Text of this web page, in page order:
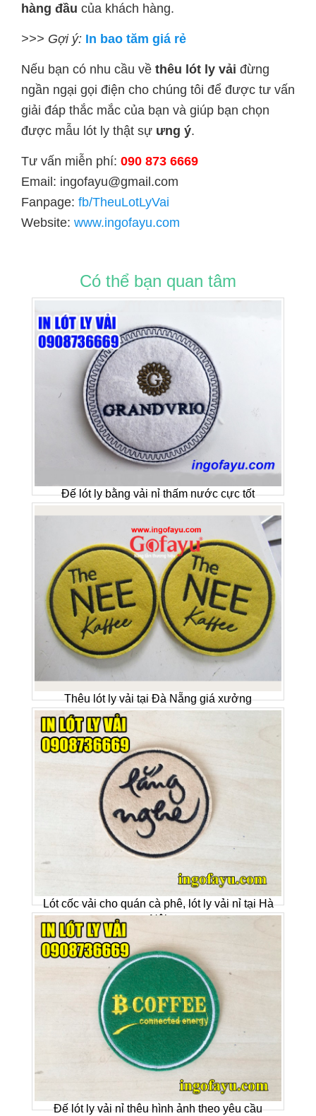
hàng đầu của khách hàng.
>>> Gợi ý: In bao tăm giá rẻ
Nếu bạn có nhu cầu về thêu lót ly vải đừng
ngần ngại gọi điện cho chúng tôi để được tư vấn
giải đáp thắc mắc của bạn và giúp bạn chọn
được mẫu lót ly thật sự ưng ý.
Tư vấn miễn phí: 090 873 6669
Email: ingofayu@gmail.com
Fanpage: fb/TheuLotLyVai
Website: www.ingofayu.com
Có thể bạn quan tâm
Đế lót ly bằng vải nỉ thấm nước cực tốt
Thêu lót ly vải tại Đà Nẵng giá xưởng
Lót cốc vải cho quán cà phê, lót ly vải nỉ tại Hà
Nội
Đế lót ly vải nỉ thêu hình ảnh theo yêu cầu